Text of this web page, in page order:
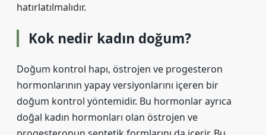
hatırlatılmalıdır.
Kok nedir kadın doğum?
Doğum kontrol hapı, östrojen ve progesteron
hormonlarının yapay versiyonlarını içeren bir
doğum kontrol yöntemidir. Bu hormonlar ayrıca
doğal kadın hormonları olan östrojen ve